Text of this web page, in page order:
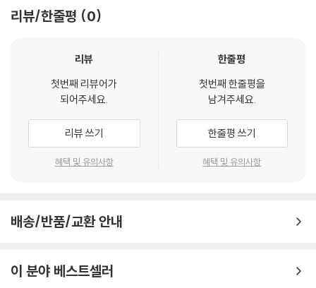
나무 기둥에 허물을 남긴 채 시끄럽게 울어대는 매미는 가끔 오줌을 싸고,
휴가철을 맞아 수목원을 찾은 탐방객들은 곰솔 사이로 부는 서늘한 바닷바
돌아와 화려한 꽃에 대롱같이 생긴 입을 꽂는다.
--- pp.136-137
당나라 시인 송지문은 목서의 향을 두고 “중추절 목서꽃은 저물고, 천상의
향은 구름 너머로 향하네”라고 표현했고, 송나라 대표 시인 양만리 역시
작은 나무 벤치에는 다음과 같은 문구가 쓰인 표찰이 있다. “이 벤치는 198
진 수형을 자랑했던 말채나무가 태풍의 피해로 안타깝게도 고사하였지만,
내며 진흙 반죽 속에 비료를 넣어 아래로 가라앉히는 동안 이마에 땀이 송
글송글 맺힌다. 가을 정원을 채우는 팜파스그래스가 깊은 바람에 출렁일
하는 지역 청년으로서 주민들에게 뜻깊은 문화생활을 제공한다는 나름의
사명감도 담겨 있다. 잠든 듯한 겨울 땅에도 할 일은 많다. 양손 가득 갈퀴
와 삽을 들고 펑펑 내리는 함박눈을 맞으며 화단에 쌓인 말채나무 낙엽을
물을 다 나르고 나서야 하루 업무가 마무리된다.
“우당탕탕 굴러가다 머물게 된 곳이 천리포수목원이다. (…) 모감주나무
이 핀 모감주나무 앞에 서면 나는 탐방객들에게 내 이름이 새겨진 명찰을
보여주며 이 말을 할 생각에 한 5초 전부터 설레기 시작한다.” _120쪽
“나무를 심어야 할 가장 좋은 시기는 20년 전이었다.
그다음으로 좋은 시기는 바로 지금이다.”
리뷰/한줄평 0
리뷰
첫번째 리뷰어가
되어주세요.
리뷰 쓰기
혜택 및 유의사항
한줄평
첫번째 한줄평을
남겨주세요.
한줄평 쓰기
혜택 및 유의사항
배송/반품/교환 안내
이 분야 베스트셀러